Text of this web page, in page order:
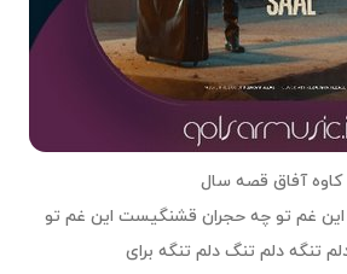
کاوه آفاق قصه سال
غم تو چه حجران قشنگیست این غم تو
تنگه دلم تنگ دلم تنگه برای